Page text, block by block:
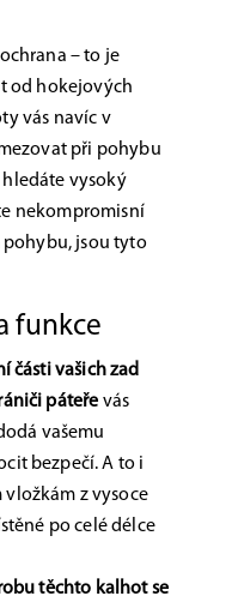
– to je
od hokejových
vás navíc v
při pohybu
vysoký
nekompromisní
pohybu, jsou tyto
funkce
části vašich zad
páteře vás
vašemu
bezpečí. A to i
z vysoce
po celé délce
těchto kalhot se